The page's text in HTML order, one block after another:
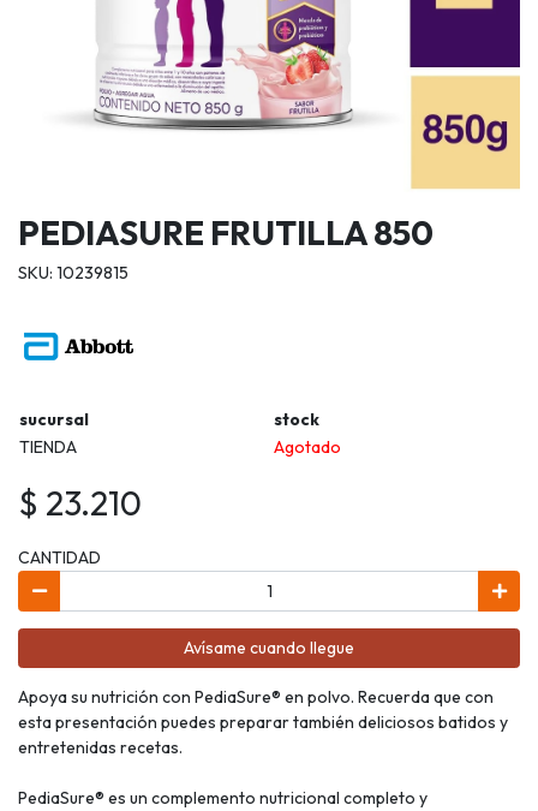
PEDIASURE FRUTILLA 850
SKU: 10239815
sucursal
stock
TIENDA
Agotado
$ 23.210
CANTIDAD
Avísame cuando llegue
Apoya su nutrición con PediaSure® en polvo. Recuerda que con
esta presentación puedes preparar también deliciosos batidos y
entretenidas recetas.
PediaSure® es un complemento nutricional completo y